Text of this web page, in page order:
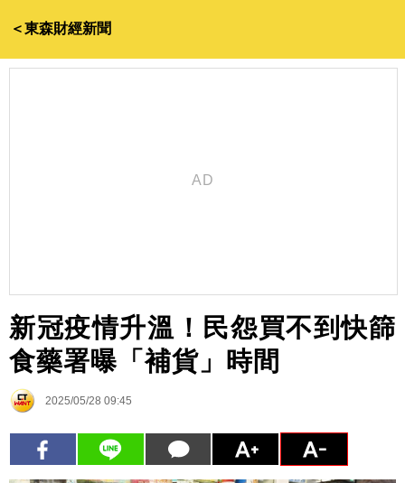
＜東森財經新聞
新冠疫情升溫！民怨買不到快篩
食藥署曝「補貨」時間
2025/05/28 09:45